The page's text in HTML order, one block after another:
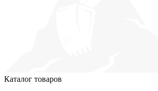
Каталог товаров